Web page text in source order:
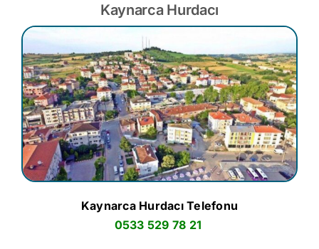
Kaynarca Hurdacı
Kaynarca Hurdacı Telefonu
0533 529 78 21